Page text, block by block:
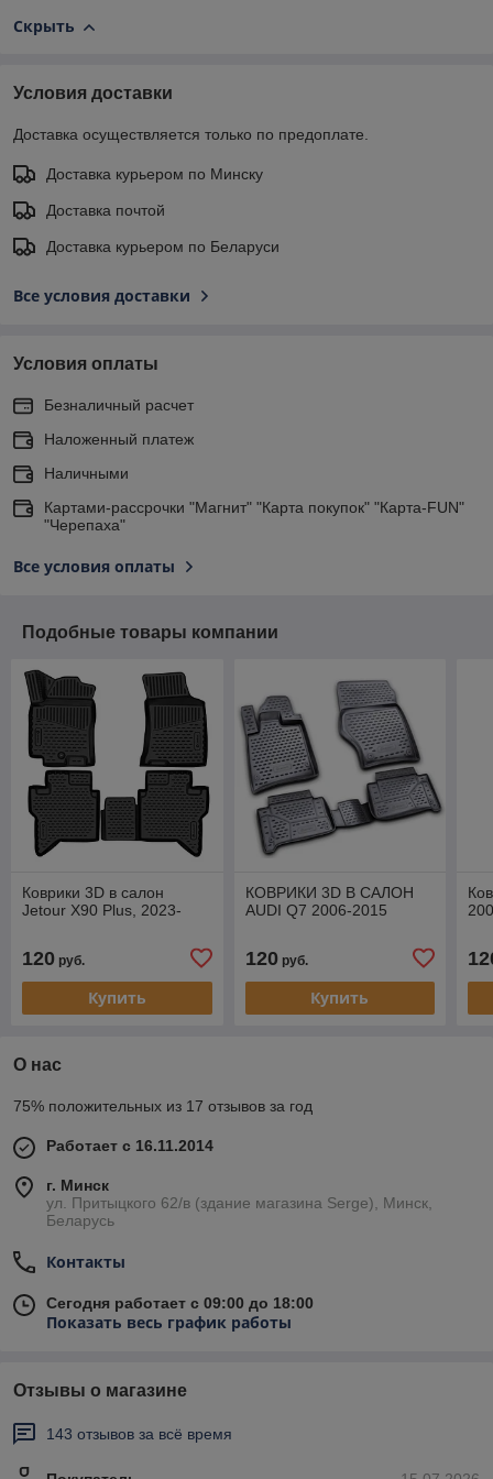
Скрыть
Условия доставки
Доставка осуществляется только по предоплате.
Доставка курьером по Минску
Доставка почтой
Доставка курьером по Беларуси
Все условия доставки
Условия оплаты
Безналичный расчет
Наложенный платеж
Наличными
Картами-рассрочки "Магнит" "Карта покупок" "Карта-FUN"
"Черепаха"
Все условия оплаты
Подобные товары компании
Коврики 3D в салон
Jetour X90 Plus, 2023-
120 руб.
Купить
КОВРИКИ 3D В САЛОН
AUDI Q7 2006-2015
120руб.
Купить
О нас
75% положительных из 17 отзывов за год
Работает с 16.11.2014
г. Минск
ул. Притыцкого 62/в (здание магазина Serge), Минск,
Беларусь
Контакты
Сегодня работает с 09:00 до 18:00
Показать весь график работы
Отзывы о магазине
143 отзывов за всё время